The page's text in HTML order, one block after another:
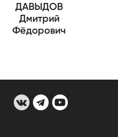
ДАВЫДОВ
Дмитрий
Фёдорович